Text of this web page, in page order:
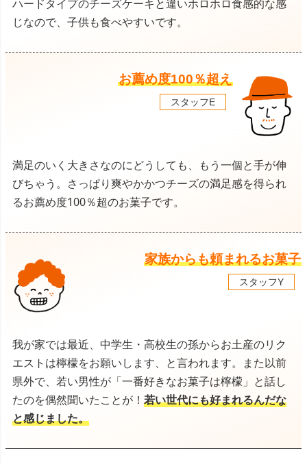
ハードタイプのチーズケーキと違いホロホロ食感的な感
じなので、子供も食べやすいです。
お薦め度100％超え
スタッフE
満足のいく大きさなのにどうしても、もう一個と手が伸
びちゃう。さっぱり爽やかかつチーズの満足感を得られ
るお薦め度100％超のお菓子です。
家族からも頼まれるお菓子
スタッフY
我が家では最近、中学生・高校生の孫からお土産のリク
エストは檸檬をお願いします、と言われます。また以前
県外で、若い男性が「一番好きなお菓子は檸檬」と話し
たのを偶然聞いたことが！ 若い世代にも好まれるんだな
と感じました。